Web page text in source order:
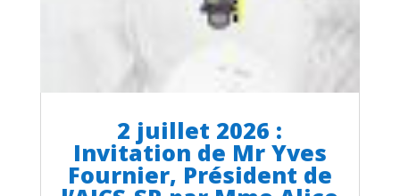
2 juillet 2026 :
Invitation de Mr Yves
Fournier, Président de